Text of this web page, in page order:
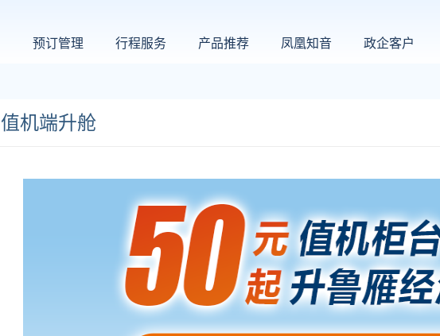
预订管理 行程服务 产品推荐 凤凰知音 政企客户
值机端升舱